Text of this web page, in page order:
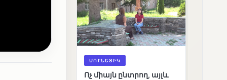
ՄՈՒՆԵՏԻԿ
Ոչ միայն ընտրող, այլև